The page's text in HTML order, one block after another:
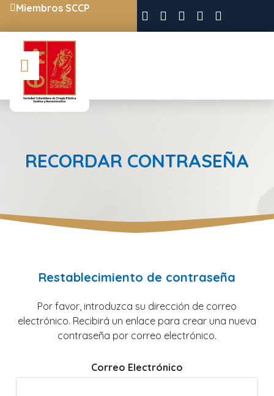
Miembros SCCP
RECORDAR CONTRASEÑA
Restablecimiento de contraseña
Por favor, introduzca su dirección de correo
electrónico. Recibirá un enlace para crear una nueva
contraseña por correo electrónico.
Correo Electrónico